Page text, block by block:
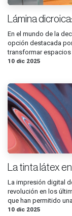
Lámina
En el mundo de la
opción destacada
transformar espacios
10 dic 2025
La tinta látex
La impresión digital
revolución en los
que han permitido
10 dic 2025